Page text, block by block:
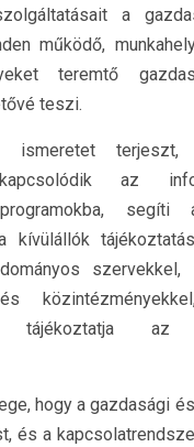
a
működő,
teremtő
teszi.
ismeretet terjeszt,
az
segíti
kívülállók
szervekkel,
tájékoztatja az
hogy a gazdasági
és a